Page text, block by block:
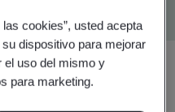
cookies”, usted acepta
dispositivo para mejorar
el uso del mismo y
para marketing.